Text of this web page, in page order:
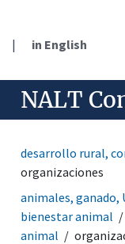
| in English
NALT
desarrollo rural,
organizaciones
animales, ganado,
bienestar animal
animal